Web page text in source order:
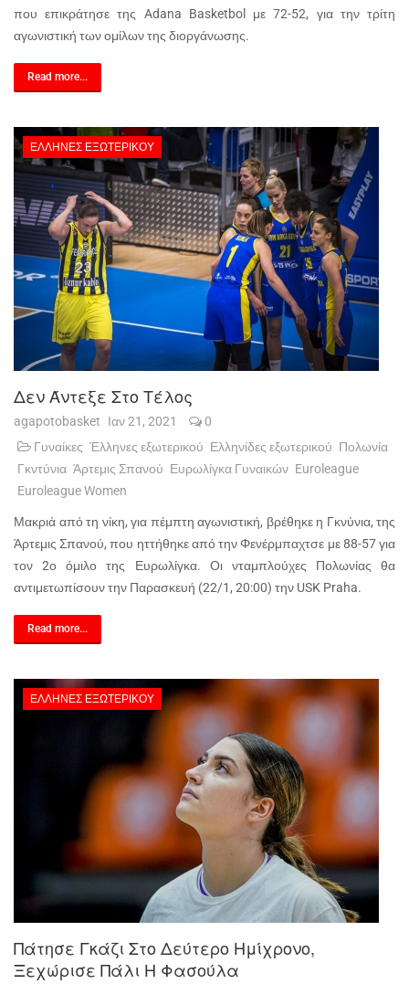
που επικράτησε της Adana Basketbol με 72-52, για την τρίτη
αγωνιστική των ομίλων της διοργάνωσης.
Read more...
ΈΛΛΗΝΕΣ ΕΞΩΤΕΡΙΚΟΎ
Δεν Άντεξε Στο Τέλος
agapotobasket Ιαν 21, 2021
0
Γυναίκες Έλληνες εξωτερικού Ελληνίδες εξωτερικού Πολωνία
Γκντύνια Άρτεμις Σπανού Ευρωλίγκα Γυναικών Euroleague
Euroleague Women
Μακριά από τη νίκη, για πέμπτη αγωνιστική, βρέθηκε η Γκνύνια, της
Άρτεμις Σπανού, που ηττήθηκε από την Φενέρμπαχτσε με 88-57 για
τον 2ο όμιλο της Ευρωλίγκα. Οι νταμπλούχες Πολωνίας θα
αντιμετωπίσουν την Παρασκευή (22/1, 20:00) την USK Praha.
Read more...
ΈΛΛΗΝΕΣ ΕΞΩΤΕΡΙΚΟΎ
Πάτησε Γκάζι Στο Δεύτερο Ημίχρονο,
Ξεχώρισε Πάλι Η Φασούλα